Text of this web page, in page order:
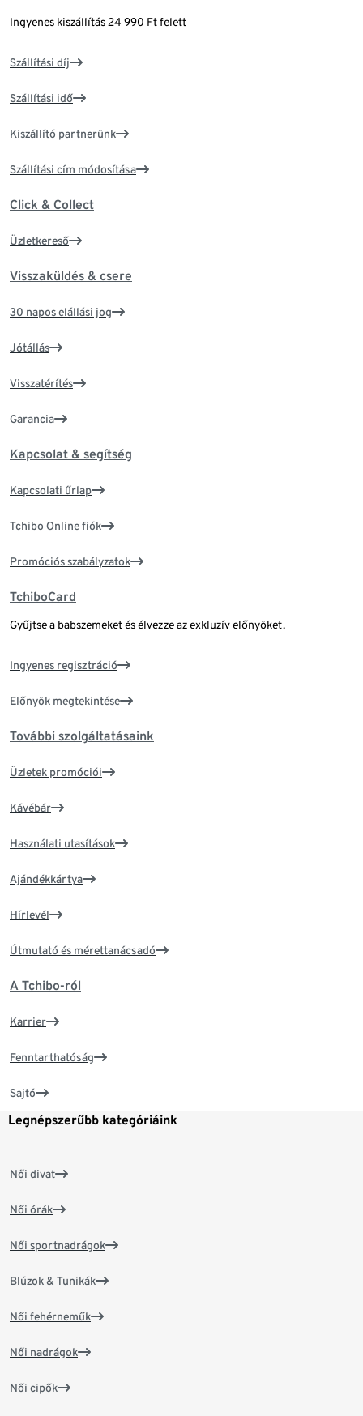
Ingyenes kiszállítás 24 990 Ft felett
Szállítási díj
Szállítási idő
Kiszállító partnerünk
Szállítási cím módosítása
Click & Collect
Üzletkereső
Visszaküldés & csere
30 napos elállási jog
Jótállás
Visszatérítés
Garancia
Kapcsolat & segítség
Kapcsolati űrlap
Tchibo Online fiók
Promóciós szabályzatok
TchiboCard
Gyűjtse a babszemeket és élvezze az exkluzív előnyöket.
Ingyenes regisztráció
Előnyök megtekintése
További szolgáltatásaink
Üzletek promóciói
Kávébár
Használati utasítások
Ajándékkártya
Hírlevél
Útmutató és mérettanácsadó
A Tchibo-ról
Karrier
Fenntarthatóság
Sajtó
Legnépszerűbb kategóriáink
Női divat
Női órák
Női sportnadrágok
Blúzok & Tunikák
Női fehérneműk
Női nadrágok
Női cipők